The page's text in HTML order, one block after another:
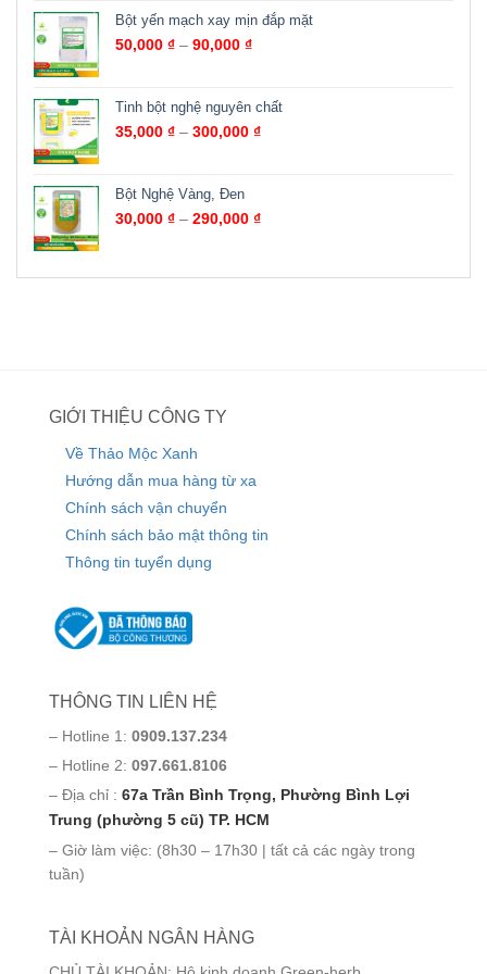
Bột yến mạch xay mịn đắp mặt
50,000 ₫ – 90,000 ₫
Tinh bột nghệ nguyên chất
35,000 ₫ – 300,000 ₫
Bột Nghệ Vàng, Đen
30,000 ₫ – 290,000 ₫
GIỚI THIỆU CÔNG TY
Về Thảo Mộc Xanh
Hướng dẫn mua hàng từ xa
Chính sách vận chuyển
Chính sách bảo mật thông tin
Thông tin tuyển dụng
THÔNG TIN LIÊN HỆ
– Hotline 1: 0909.137.234
– Hotline 2: 097.661.8106
– Địa chỉ : 67a Trần Bình Trọng, Phường Bình Lợi
Trung (phường 5 cũ) TP. HCM
– Giờ làm việc: (8h30 – 17h30 | tất cả các ngày trong
tuần)
TÀI KHOẢN NGÂN HÀNG